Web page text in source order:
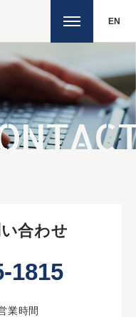
EN
合わせ
1815
業時間